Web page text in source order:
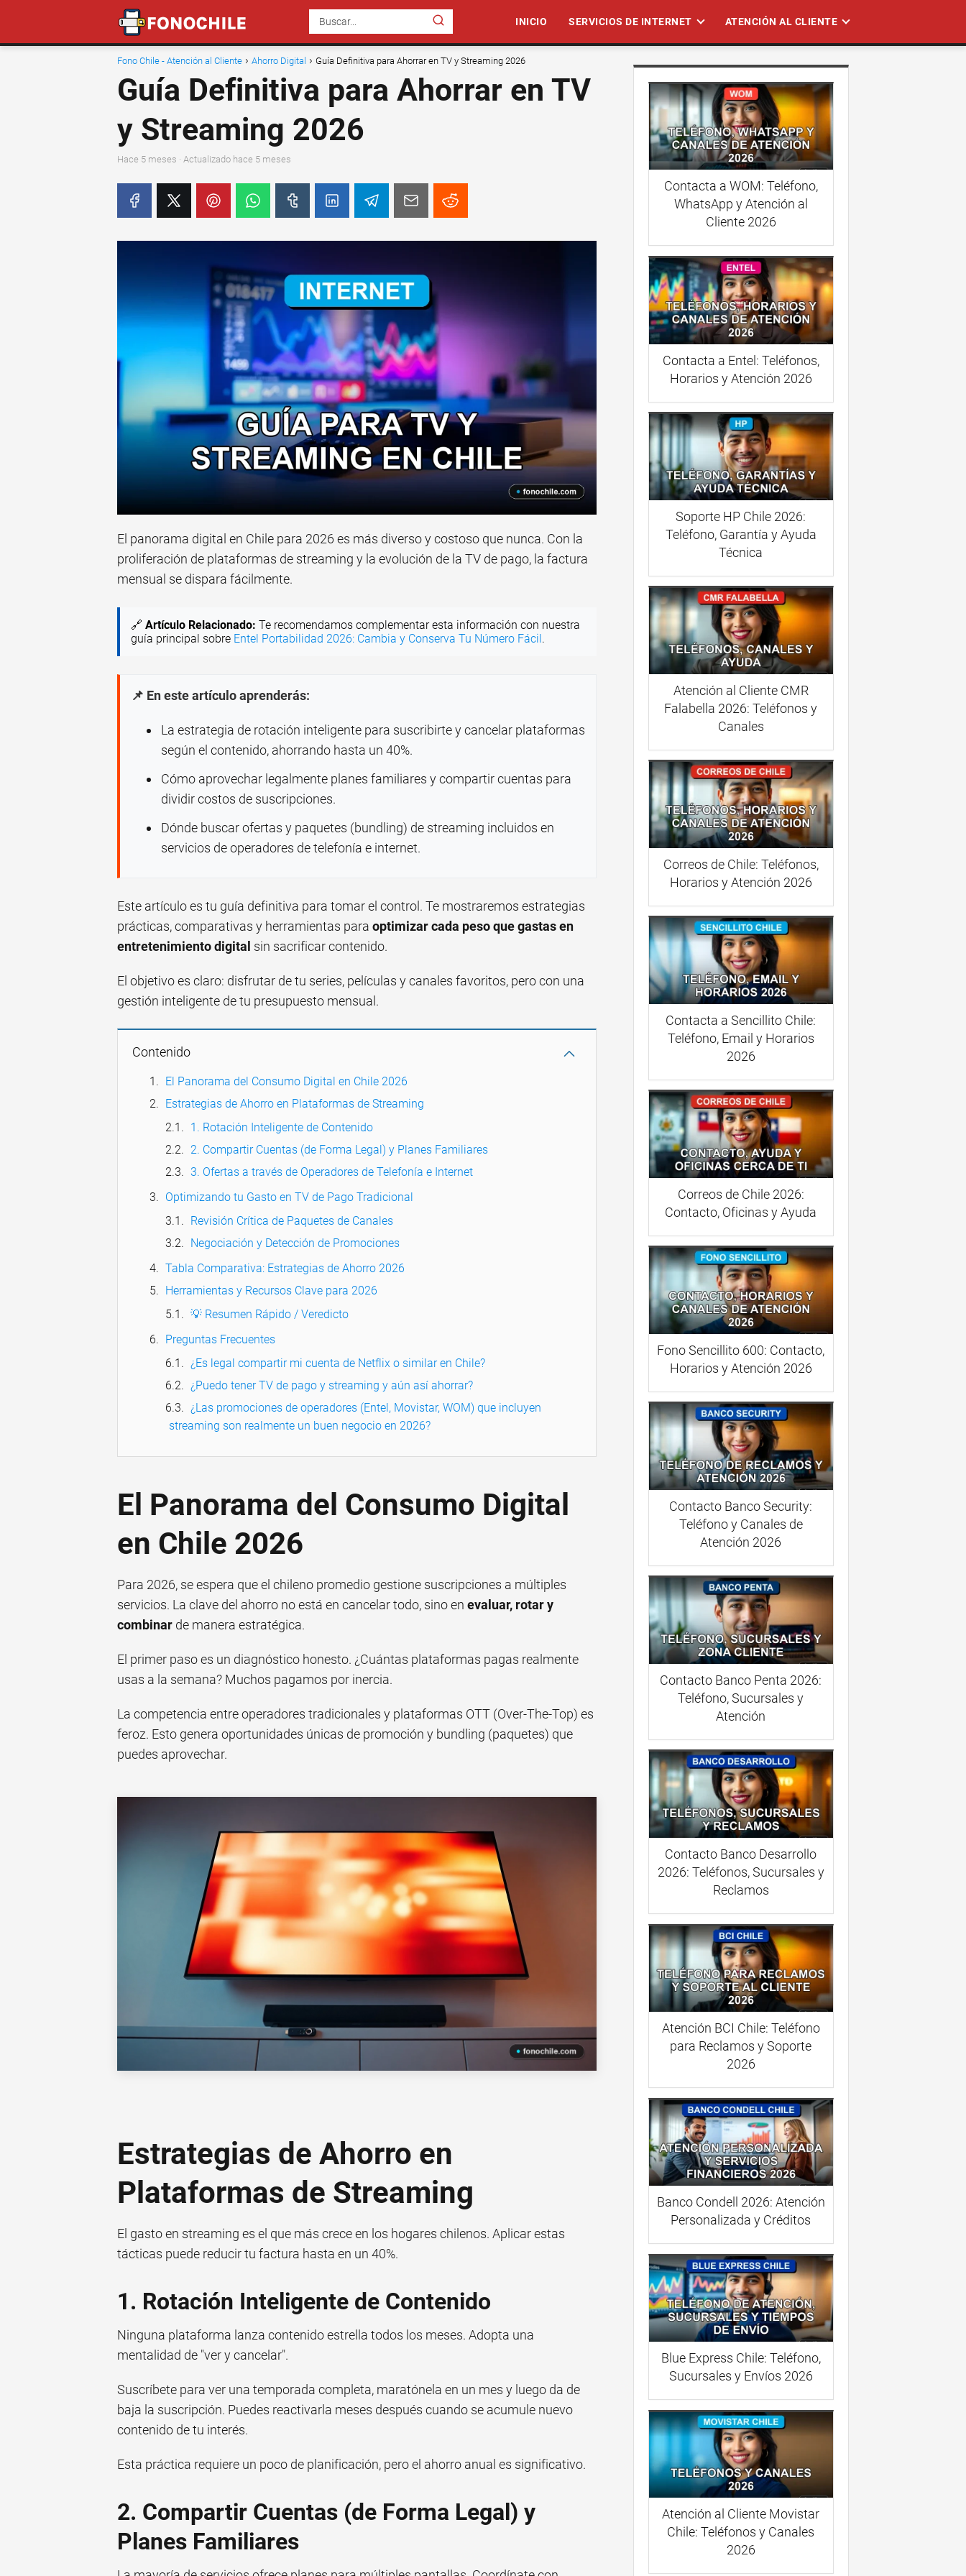
INICIO SERVICIOS DE INTERNET ATENCIÓN AL CLIENTE
Fono Chile - Atención al Cliente Ahorro Digital Guía Definitiva para Ahorrar en TV y Streaming 2026
Guía Definitiva para Ahorrar en TV
y Streaming 2026
hace 5 meses · Actualizado hace 5 meses
El panorama digital en Chile para 2026 es más diverso y costoso que nunca. Con la
proliferación de plataformas de streaming y la evolución de la TV de pago, la factura
mensual se dispara fácilmente.
🔗 Artículo Relacionado: Te recomendamos complementar esta información con nuestra
guía principal sobre Entel Portabilidad 2026: Cambia y Conserva Tu Número Fácil.
📌 En este artículo aprenderás:
La estrategia de rotación inteligente para suscribirte y cancelar plataformas
según el contenido, ahorrando hasta un 40%.
Cómo aprovechar legalmente planes familiares y compartir cuentas para
dividir costos de suscripciones.
Dónde buscar ofertas y paquetes (bundling) de streaming incluidos en
servicios de operadores de telefonía e internet.
Este artículo es tu guía definitiva para tomar el control. Te mostraremos estrategias
prácticas, comparativas y herramientas para optimizar cada peso que gastas en
entretenimiento digital sin sacrificar contenido.
El objetivo es claro: disfrutar de tu series, películas y canales favoritos, pero con una
gestión inteligente de tu presupuesto mensual.
Contenido
El Panorama del Consumo Digital en Chile 2026
Estrategias de Ahorro en Plataformas de Streaming
1. Rotación Inteligente de Contenido
2. Compartir Cuentas (de Forma Legal) y Planes Familiares
3. Ofertas a través de Operadores de Telefonía e Internet
Optimizando tu Gasto en TV de Pago Tradicional
Revisión Crítica de Paquetes de Canales
Negociación y Detección de Promociones
Tabla Comparativa: Estrategias de Ahorro 2026
Herramientas y Recursos Clave para 2026
💡 Resumen Rápido / Veredicto
Preguntas Frecuentes
¿Es legal compartir mi cuenta de Netflix o similar en Chile?
¿Puedo tener TV de pago y streaming y aún así ahorrar?
¿Las promociones de operadores (Entel, Movistar, WOM) que incluyen
streaming son realmente un buen negocio en 2026?
El Panorama del Consumo Digital
en Chile 2026
Para 2026, se espera que el chileno promedio gestione suscripciones a múltiples
servicios. La clave del ahorro no está en cancelar todo, sino en evaluar, rotar y
combinar de manera estratégica.
El primer paso es un diagnóstico honesto. ¿Cuántas plataformas pagas realmente
usas a la semana? Muchos pagamos por inercia.
La competencia entre operadores tradicionales y plataformas OTT (Over-The-Top) es
feroz. Esto genera oportunidades únicas de promoción y bundling (paquetes) que
puedes aprovechar.
Estrategias de Ahorro en
Plataformas de Streaming
El gasto en streaming es el que más crece en los hogares chilenos. Aplicar estas
tácticas puede reducir tu factura hasta en un 40%.
1. Rotación Inteligente de Contenido
Ninguna plataforma lanza contenido estrella todos los meses. Adopta una
mentalidad de "ver y cancelar".
Suscríbete para ver una temporada completa, maratónela en un mes y luego da de
baja la suscripción. Puedes reactivarla meses después cuando se acumule nuevo
contenido de tu interés.
Esta práctica requiere un poco de planificación, pero el ahorro anual es significativo.
2. Compartir Cuentas (de Forma Legal) y
Planes Familiares
Contacta a WOM: Teléfono,
WhatsApp y Atención al
Cliente 2026
Contacta a Entel: Teléfonos,
Horarios y Atención 2026
Soporte HP Chile 2026:
Teléfono, Garantía y Ayuda
Técnica
Atención al Cliente CMR
Falabella 2026: Teléfonos y
Canales
Correos de Chile: Teléfonos,
Horarios y Atención 2026
Contacta a Sencillito Chile:
Teléfono, Email y Horarios
2026
Correos de Chile 2026:
Contacto, Oficinas y Ayuda
Fono Sencillito 600: Contacto,
Horarios y Atención 2026
Contacto Banco Security:
Teléfono y Canales de
Atención 2026
Contacto Banco Penta 2026:
Teléfono, Sucursales y
Atención
Contacto Banco Desarrollo
2026: Teléfonos, Sucursales y
Reclamos
Atención BCI Chile: Teléfono
para Reclamos y Soporte
2026
Banco Condell 2026: Atención
Personalizada y Créditos
Blue Express Chile: Teléfono,
Sucursales y Envíos 2026
Atención al Cliente Movistar
Chile: Teléfonos y Canales
2026